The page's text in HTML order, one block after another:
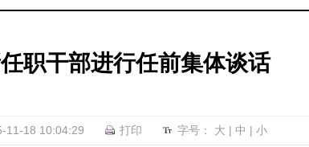
职干部进行任前集体谈话
11-18 10:04:29 打印 字号： 大 | 中 | 小